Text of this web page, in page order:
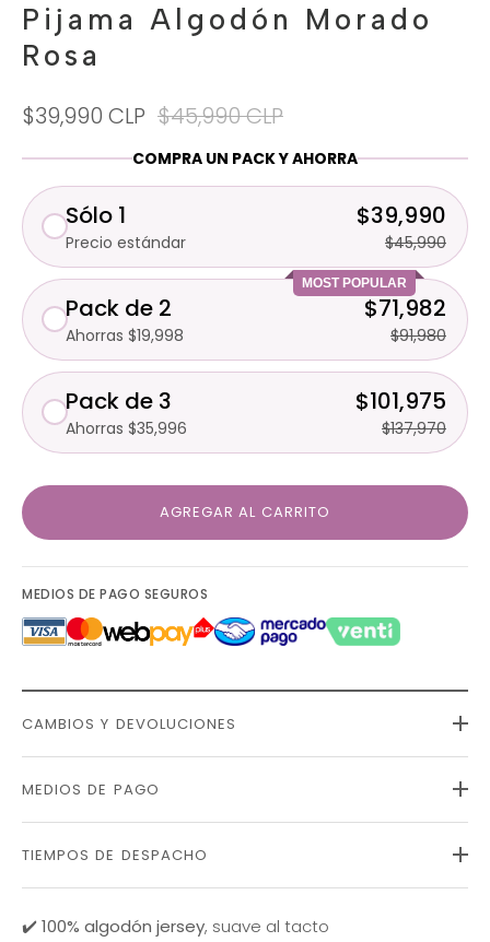
Pijama Algodón Morado
Rosa
$39,990 CLP $45,990 CLP
COMPRA UN PACK Y AHORRA
Sólo 1
Precio estándar
$39,990
$45,990
MOST POPULAR
Pack de 2
Ahorras $19,998
$71,982
$91,980
Pack de 3
Ahorras $35,996
$101,975
$137,970
AGREGAR AL CARRITO
MEDIOS DE PAGO SEGUROS
CAMBIOS Y DEVOLUCIONES
MEDIOS DE PAGO
TIEMPOS DE DESPACHO
✔️ 100% algodón jersey, suave al tacto